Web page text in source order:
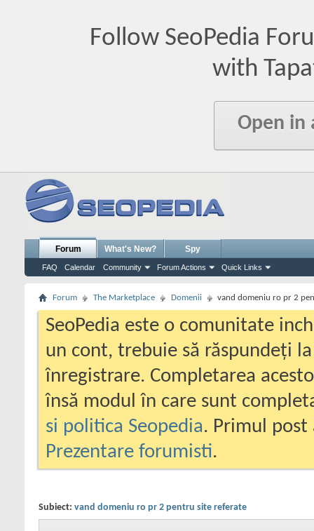
Follow SeoPedia
with
Open in
Forum
FAQ Calendar Community Forum Actions Quick Links
What's New? Spy
Forum The Marketplace Domenii vand domeniu ro pr 2
SeoPedia este o comunitate
un cont, trebuie să răspundeți
înregistrare. Completarea
însă modul în care sunt
si politica Seopedia. Primul
Prezentare forumisti.
Subiect: vand domeniu ro pr 2 pentru site referate